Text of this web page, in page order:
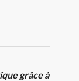
grâce à